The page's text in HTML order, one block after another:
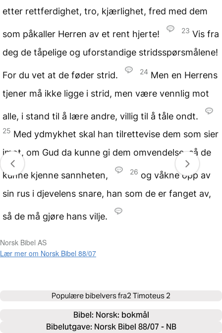
etter rettferdighet, tro, kjærlighet, fred med dem
som påkaller Herren av et rent hjerte! 23 Vis fra
deg de tåpelige og uforstandige stridsspørsmålene!
For du vet at de føder strid. 24 Men en Herrens
tjener må ikke ligge i strid, men være vennlig mot
alle, i stand til å lære andre, villig til å tåle ondt.
25 Med ydmykhet skal han tilrettevise dem som sier
imot, om Gud da kunne gi dem omvendelse, så de
kunne kjenne sannheten, 26 og våkne opp av
sin rus i djevelens snare, han som de er fanget av,
så de må gjøre hans vilje.
Norsk Bibel AS
Lær mer om Norsk Bibel 88/07
Populære bibelvers fra2 Timoteus 2
Bibel: Norsk: bokmål
Bibelutgave: Norsk Bibel 88/07 - NB